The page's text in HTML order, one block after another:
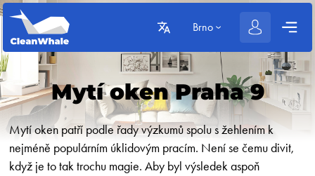
Brno
Mytí oken Praha 9
Mytí oken patří podle řady výzkumů spolu s žehlením k
nejméně populárním úklidovým pracím. Není se čemu divit,
když je to tak trochu magie. Aby byl výsledek aspoň